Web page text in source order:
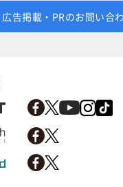
広告掲載・PRのお問い合